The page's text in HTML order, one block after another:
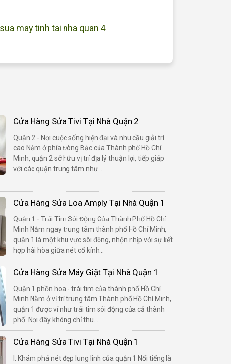
sua may tinh tai nha quan 4
Cửa Hàng Sửa Tivi Tại Nhà Quận 2
Quận 2 - Nơi cuộc sống hiện đại và nhu cầu giải trí
cao Nằm ở phía Đông Bắc của Thành phố Hồ Chí
Minh, quận 2 sở hữu vị trí địa lý thuận lợi, tiếp giáp
với các quận trung tâm như...
Cửa Hàng Sửa Loa Amply Tại Nhà Quận 1
Quận 1 - Trái Tim Sôi Động Của Thành Phố Hồ Chí
Minh Nằm ngay trung tâm thành phố Hồ Chí Minh,
quận 1 là một khu vực sôi động, nhộn nhịp với sự kết
hợp hài hòa giữa nét cổ kính...
Cửa Hàng Sửa Máy Giặt Tại Nhà Quận 1
Quận 1 phồn hoa - trái tim của thành phố Hồ Chí
Minh Nằm ở vị trí trung tâm Thành phố Hồ Chí Minh,
quận 1 được ví như trái tim sôi động của cả thành
phố. Nơi đây không chỉ thu...
Cửa Hàng Sửa Tivi Tại Nhà Quận 1
I. Khám phá nét đẹp lung linh của quận 1 Nổi tiếng là